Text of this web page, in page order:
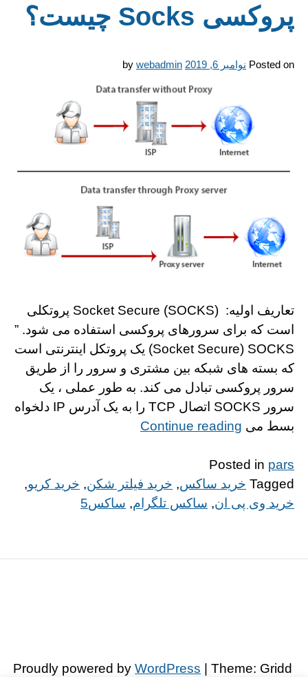
پروکسی Socks چیست؟
Posted on نوامبر 6, 2019 by webadmin
تعاریف اولیه: Socket Secure (SOCKS) پروتكلی
است كه برای سرورهای پروکسی استفاده می شود. ”
Socket Secure) SOCKS) یک پروتکل اینترنتی است
که بسته های شبکه بین مشتری و سرور را از طریق
سرور پروکسی تبادل می کند. به طور عملی ، یک
سرور SOCKS اتصال TCP را به یک آدرس IP دلخواه
بسط می Continue reading
Posted in pars
Tagged خرید ساکس, خرید فیلتر شکن, خرید کریو,
خرید وی پی ان, ساکس تلگرام, ساکس5
Proudly powered byWordPress | Theme: Gridd